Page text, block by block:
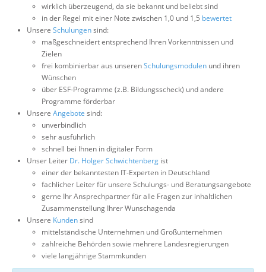
wirklich überzeugend, da sie bekannt und beliebt sind
in der Regel mit einer Note zwischen 1,0 und 1,5 bewertet
Unsere Schulungensind:
maßgeschneidert entsprechend Ihren Vorkenntnissen und
Zielen
frei kombinierbar aus unserenSchulungsmodulen und ihren
Wünschen
über ESF-Programme (z.B. Bildungsscheck) und andere
Programme förderbar
Unsere Angebote sind:
unverbindlich
sehr ausführlich
schnell bei Ihnen in digitaler Form
Unser Leiter Dr. Holger Schwichtenberg ist
einer der bekanntesten IT-Experten in Deutschland
fachlicher Leiter für unsere Schulungs- und Beratungsangebote
gerne Ihr Ansprechpartner für alle Fragen zur inhaltlichen
Zusammenstellung Ihrer Wunschagenda
Unsere Kundensind
mittelständische Unternehmen und Großunternehmen
zahlreiche Behörden sowie mehrere Landesregierungen
viele langjährige Stammkunden